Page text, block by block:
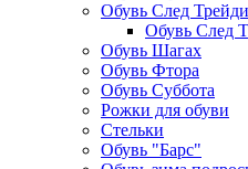
Обувь След
Обувь След
Обувь Шагах
Обувь Фтора
Обувь Суббота
Рожки для обуви
Стельки
Обувь "Барс"